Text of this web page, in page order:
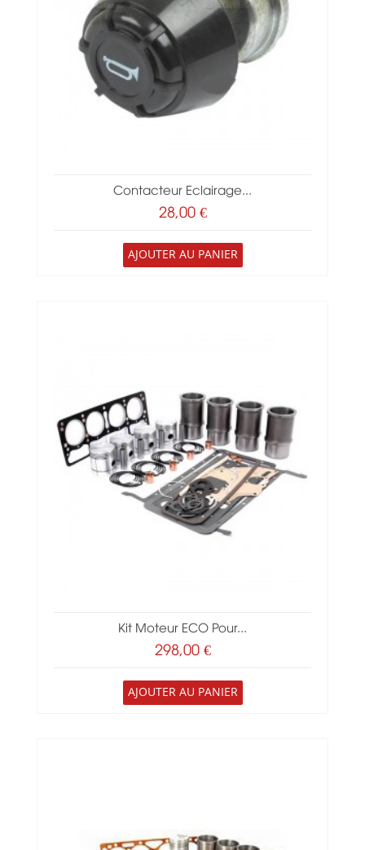
Contacteur Eclairage...
28,00 €
AJOUTER AU PANIER
Kit Moteur ECO Pour...
298,00 €
AJOUTER AU PANIER